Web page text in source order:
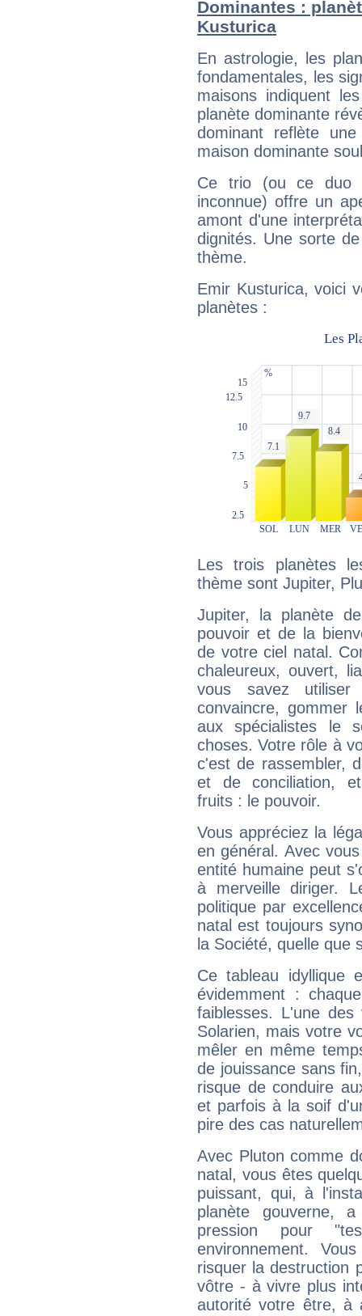
Dominantes :
Kusturica
En astrologie, les
fondamentales, les
maisons indiquent
planète dominante
dominant reflète
maison dominante
Ce trio (ou ce duo
inconnue) offre un
amont d'une
dignités. Une sorte
thème.
Emir Kusturica, voici
planètes :
Les trois planètes
thème sont Jupiter,
Jupiter, la planète
pouvoir et de la
de votre ciel natal.
chaleureux, ouvert,
vous savez
convaincre, gommer
aux spécialistes le
choses. Votre rôle à
c'est de rassembler,
et de conciliation,
fruits : le pouvoir.
Vous appréciez la
en général. Avec
entité humaine peut
à merveille diriger.
politique par
natal est toujours
la Société, quelle que
Ce tableau idyllique
évidemment :
faiblesses. L'une
Solarien, mais votre
mêler en même
de jouissance sans
risque de conduire
et parfois à la soif
pire des cas
Avec Pluton comme
natal, vous êtes
puissant, qui, à
planète gouverne,
pression pour
environnement.
risquer la destruction
vôtre - à vivre plus
autorité votre être, à